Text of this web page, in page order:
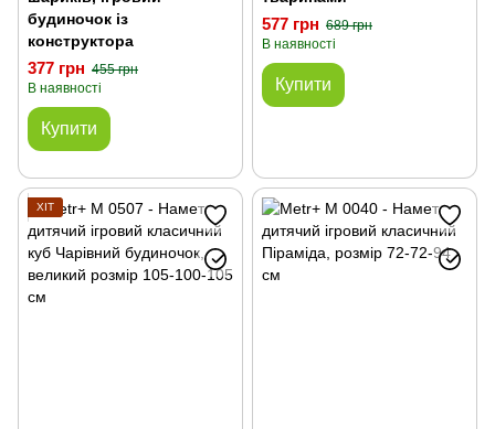
будиночок із
конструктора
377 грн 455 грн
В наявності
Купити
577 грн 689 грн
В наявності
Купити
ХІТ